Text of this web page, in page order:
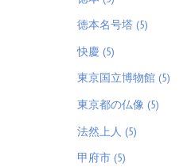
徳本名号塔 (5)
快慶 (5)
東京国立博物館 (5)
東京都の仏像 (5)
法然上人 (5)
甲府市 (5)